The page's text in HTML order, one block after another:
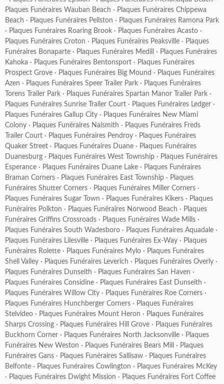
Plaques Funéraires Wauban Beach · Plaques Funéraires Chippewa
Beach · Plaques Funéraires Pellston · Plaques Funéraires Ramona Park
· Plaques Funéraires Roaring Brook · Plaques Funéraires Acasto ·
Plaques Funéraires Croton · Plaques Funéraires Peaksville · Plaques
Funéraires Bonaparte · Plaques Funéraires Medill · Plaques Funéraires
Kahoka · Plaques Funéraires Bentonsport · Plaques Funéraires
Prospect Grove · Plaques Funéraires Big Mound · Plaques Funéraires
Azen · Plaques Funéraires Speer Trailer Park · Plaques Funéraires
Torens Trailer Park · Plaques Funéraires Spartan Manor Trailer Park ·
Plaques Funéraires Sunrise Trailer Court · Plaques Funéraires Ledger ·
Plaques Funéraires Gallup City · Plaques Funéraires New Miami
Colony · Plaques Funéraires Naismith · Plaques Funéraires Freds
Trailer Court · Plaques Funéraires Pendroy · Plaques Funéraires
Quaker Street · Plaques Funéraires Duane · Plaques Funéraires
Duanesburg · Plaques Funéraires West Township · Plaques Funéraires
Esperance · Plaques Funéraires Duane Lake · Plaques Funéraires
Braman Corners · Plaques Funéraires East Township · Plaques
Funéraires Shutter Corners · Plaques Funéraires Miller Corners ·
Plaques Funéraires Sugar Town · Plaques Funéraires Kikers · Plaques
Funéraires Polkton · Plaques Funéraires Norwood Beach · Plaques
Funéraires Griffins Crossroads · Plaques Funéraires Wade Mills ·
Plaques Funéraires South Wadesboro · Plaques Funéraires Aquadale ·
Plaques Funéraires Lilesville · Plaques Funéraires Ex-Way · Plaques
Funéraires Rolette · Plaques Funéraires Mylo · Plaques Funéraires
Shell Valley · Plaques Funéraires Leverich · Plaques Funéraires Overly ·
Plaques Funéraires Dunseith · Plaques Funéraires San Haven ·
Plaques Funéraires Considine · Plaques Funéraires East Dunseith ·
Plaques Funéraires Willow City · Plaques Funéraires Roe Corners ·
Plaques Funéraires Hunchberger Corners · Plaques Funéraires
Stelvideo · Plaques Funéraires Mount Heron · Plaques Funéraires
Sharps Crossing · Plaques Funéraires Hill Grove · Plaques Funéraires
Buckhorn Corner · Plaques Funéraires North Jacksonville · Plaques
Funéraires New Weston · Plaques Funéraires Bears Mill · Plaques
Funéraires Gans · Plaques Funéraires Sallisaw · Plaques Funéraires
Belfonte · Plaques Funéraires Cowlington · Plaques Funéraires McKey
· Plaques Funéraires Dwight Mission · Plaques Funéraires Fort Coffee